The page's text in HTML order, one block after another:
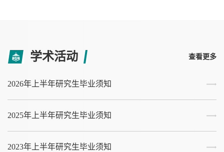
学术活动 查看更多
2026年上半年研究生毕业须知
2025年上半年研究生毕业须知
2023年上半年研究生毕业须知